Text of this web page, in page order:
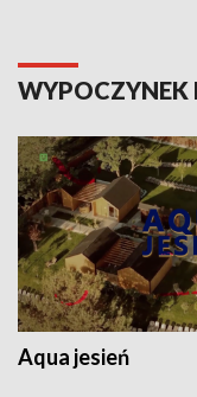
WYPOCZYNEK
Aqua jesień